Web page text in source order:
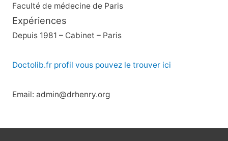
Faculté de médecine de Paris
Expériences
Depuis 1981 – Cabinet – Paris
Doctolib.fr profil vous pouvez le trouver ici
Email: admin@drhenry.org